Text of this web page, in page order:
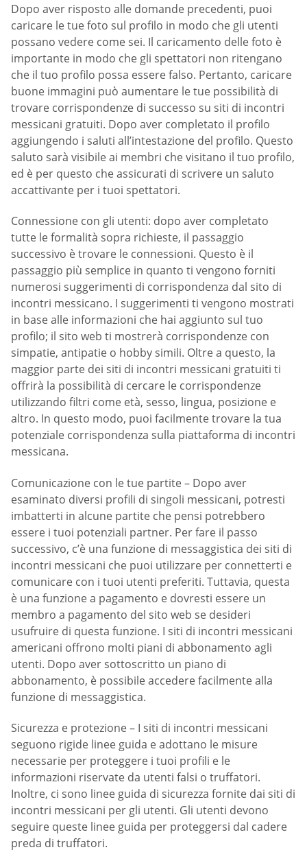
Dopo aver risposto alle domande precedenti, puoi
caricare le tue foto sul profilo in modo che gli utenti
possano vedere come sei. Il caricamento delle foto è
importante in modo che gli spettatori non ritengano
che il tuo profilo possa essere falso. Pertanto, caricare
buone immagini può aumentare le tue possibilità di
trovare corrispondenze di successo su siti di incontri
messicani gratuiti. Dopo aver completato il profilo
aggiungendo i saluti all’intestazione del profilo. Questo
saluto sarà visibile ai membri che visitano il tuo profilo,
ed è per questo che assicurati di scrivere un saluto
accattivante per i tuoi spettatori.
Connessione con gli utenti: dopo aver completato
tutte le formalità sopra richieste, il passaggio
successivo è trovare le connessioni. Questo è il
passaggio più semplice in quanto ti vengono forniti
numerosi suggerimenti di corrispondenza dal sito di
incontri messicano. I suggerimenti ti vengono mostrati
in base alle informazioni che hai aggiunto sul tuo
profilo; il sito web ti mostrerà corrispondenze con
simpatie, antipatie o hobby simili. Oltre a questo, la
maggior parte dei siti di incontri messicani gratuiti ti
offrirà la possibilità di cercare le corrispondenze
utilizzando filtri come età, sesso, lingua, posizione e
altro. In questo modo, puoi facilmente trovare la tua
potenziale corrispondenza sulla piattaforma di incontri
messicana.
Comunicazione con le tue partite – Dopo aver
esaminato diversi profili di singoli messicani, potresti
imbatterti in alcune partite che pensi potrebbero
essere i tuoi potenziali partner. Per fare il passo
successivo, c’è una funzione di messaggistica dei siti di
incontri messicani che puoi utilizzare per connetterti e
comunicare con i tuoi utenti preferiti. Tuttavia, questa
è una funzione a pagamento e dovresti essere un
membro a pagamento del sito web se desideri
usufruire di questa funzione. I siti di incontri messicani
americani offrono molti piani di abbonamento agli
utenti. Dopo aver sottoscritto un piano di
abbonamento, è possibile accedere facilmente alla
funzione di messaggistica.
Sicurezza e protezione – I siti di incontri messicani
seguono rigide linee guida e adottano le misure
necessarie per proteggere i tuoi profili e le
informazioni riservate da utenti falsi o truffatori.
Inoltre, ci sono linee guida di sicurezza fornite dai siti di
incontri messicani per gli utenti. Gli utenti devono
seguire queste linee guida per proteggersi dal cadere
preda di truffatori.